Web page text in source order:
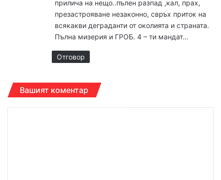
:
прилича на нещо..пълен разпад ,кал, прах,
презастрояване незаконно, свръх приток на
всякакви деграданти от околията и страната.
Пълна мизерия и ГРОБ. 4 – ти мандат…
Отговор
Вашият коментар